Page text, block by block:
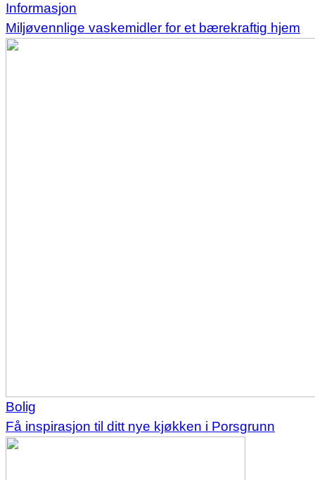
Informasjon
Miljøvennlige vaskemidler for et bærekraftig hjem
Bolig
Få inspirasjon til ditt nye kjøkken i Porsgrunn